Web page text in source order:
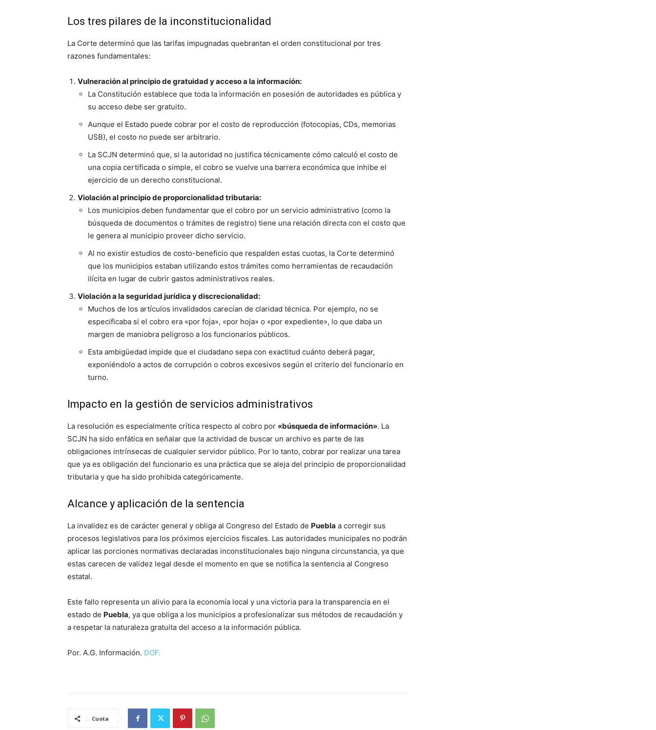
Los tres pilares de la inconstitucionalidad
La Corte determinó que las tarifas impugnadas quebrantan el orden constitucional por tres
razones fundamentales:
Vulneración al principio de gratuidad y acceso a la información:
La Constitución establece que toda la información en posesión de autoridades es pública y
su acceso debe ser gratuito.
Aunque el Estado puede cobrar por el costo de reproducción (fotocopias, CDs, memorias
USB), el costo no puede ser arbitrario.
La SCJN determinó que, si la autoridad no justifica técnicamente cómo calculó el costo de
una copia certificada o simple, el cobro se vuelve una barrera económica que inhibe el
ejercicio de un derecho constitucional.
Violación al principio de proporcionalidad tributaria:
Los municipios deben fundamentar que el cobro por un servicio administrativo (como la
búsqueda de documentos o trámites de registro) tiene una relación directa con el costo que
le genera al municipio proveer dicho servicio.
Al no existir estudios de costo-beneficio que respalden estas cuotas, la Corte determinó
que los municipios estaban utilizando estos trámites como herramientas de recaudación
ilícita en lugar de cubrir gastos administrativos reales.
Violación a la seguridad jurídica y discrecionalidad:
Muchos de los artículos invalidados carecían de claridad técnica. Por ejemplo, no se
especificaba si el cobro era «por foja», «por hoja» o «por expediente», lo que daba un
margen de maniobra peligroso a los funcionarios públicos.
Esta ambigüedad impide que el ciudadano sepa con exactitud cuánto deberá pagar,
exponiéndolo a actos de corrupción o cobros excesivos según el criterio del funcionario en
turno.
Impacto en la gestión de servicios administrativos
La resolución es especialmente crítica respecto al cobro por «búsqueda de información». La
SCJN ha sido enfática en señalar que la actividad de buscar un archivo es parte de las
obligaciones intrínsecas de cualquier servidor público. Por lo tanto, cobrar por realizar una tarea
que ya es obligación del funcionario es una práctica que se aleja del principio de proporcionalidad
tributaria y que ha sido prohibida categóricamente.
Alcance y aplicación de la sentencia
La invalidez es de carácter general y obliga al Congreso del Estado de Puebla a corregir sus
procesos legislativos para los próximos ejercicios fiscales. Las autoridades municipales no podrán
aplicar las porciones normativas declaradas inconstitucionales bajo ninguna circunstancia, ya que
estas carecen de validez legal desde el momento en que se notifica la sentencia al Congreso
estatal.
Este fallo representa un alivio para la economía local y una victoria para la transparencia en el
estado de Puebla, ya que obliga a los municipios a profesionalizar sus métodos de recaudación y
a respetar la naturaleza gratuita del acceso a la información pública.
Por. A.G. Información. DOF.
Cuota